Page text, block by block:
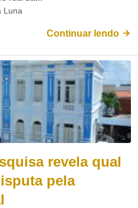
Luna
Continuar lendo
revela qual
pela